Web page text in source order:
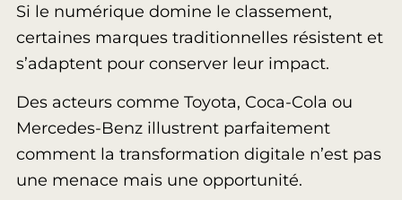
Si le numérique domine le classement,
certaines marques traditionnelles résistent et
s’adaptent pour conserver leur impact.
Des acteurs comme Toyota, Coca-Cola ou
Mercedes-Benz illustrent parfaitement
comment la transformation digitale n’est pas
une menace mais une opportunité.